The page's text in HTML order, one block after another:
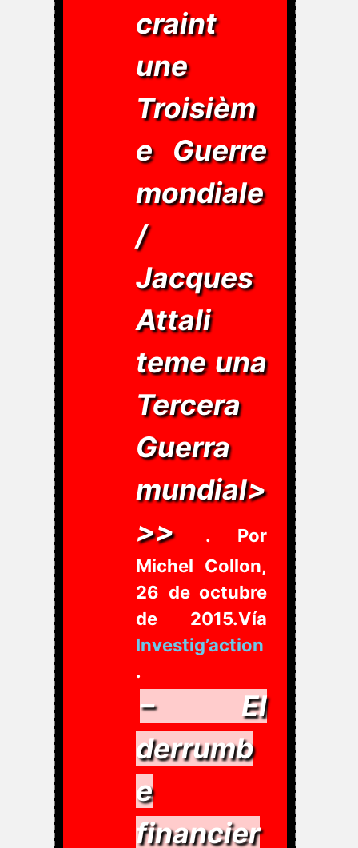
craint
une
Troisièm
e Guerre
mondiale
/
Jacques
Attali
teme una
Tercera
Guerra
mundial>
>>
. Por
Michel Collon,
26 de octubre
de 2015.Vía
Investig’action
.
– El
derrumb
e
financier